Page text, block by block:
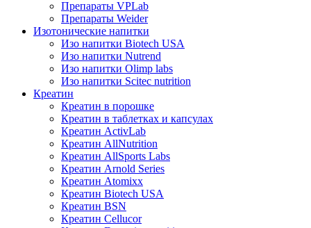
Препараты VPLab
Препараты Weider
Изотонические напитки
Изо напитки Biotech USA
Изо напитки Nutrend
Изо напитки Olimp labs
Изо напитки Scitec nutrition
Креатин
Креатин в порошке
Креатин в таблетках и капсулах
Креатин ActivLab
Креатин AllNutrition
Креатин AllSports Labs
Креатин Arnold Series
Креатин Atomixx
Креатин Biotech USA
Креатин BSN
Креатин Cellucor